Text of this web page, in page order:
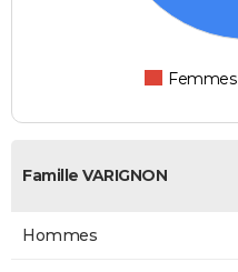
Femmes
Famille VARIGNON
Hommes